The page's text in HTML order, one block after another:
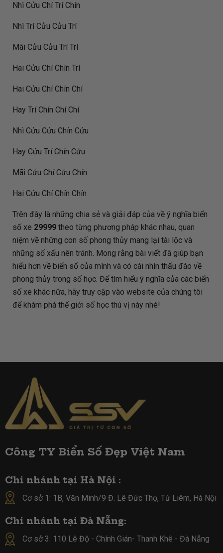
Nhì Cửu Chí Trí Chín
Nhì Trí Cửu Cửu Trí
Mãi Cửu Cửu Trí Trí
Hai Cửu Chí Chín Trí
Hai Cửu Chí Chín Chí
Hay Trí Chín Chí Chí
Nhì Cửu Cửu Chín Cửu
Hay Cửu Trí Chín Cửu
Mãi Cửu Chí Cửu Chín
Hai Cửu Chí Chín Chín
Trên đây là những chia sẻ và giải đáp của về ý nghĩa biển
số xe 29999theo từng phương pháp khác nhau, quan
niệm về những con số phong thủy mang lại tài lộc và
những số xấu nên tránh. Mong rằng bài viết đã giúp bạn
hiểu hơn về biển số của mình và có cái nhìn thấu đáo về
phong thủy trong số học. Để tìm hiểu ý nghĩa của các biển
số xe khác nữa, hãy truy cập vào website của chúng tôi
để khám phá thế giới số học thú vị này nhé!
Công TY Biển Số Đẹp Việt Nam
Chi nhánh tại Hà Nội :
Cơ sở 1: 1B, Văn Minh/9 Đ. Lê Đức Thọ, Từ Liêm, Hà Nội
Chi nhánh tại Đà Nẵng:
Cơ sở 3: 110 Lê Độ - Chính Gián- Thanh Khê - Đà Nẵng